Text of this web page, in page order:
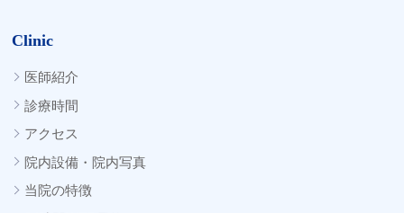
Clinic
医師紹介
診療時間
アクセス
院内設備・院内写真
当院の特徴